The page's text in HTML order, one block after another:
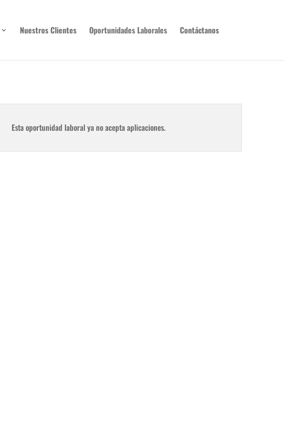
Nuestros Clientes Oportunidades Laborales Contáctanos
Esta oportunidad laboral ya no acepta aplicaciones.